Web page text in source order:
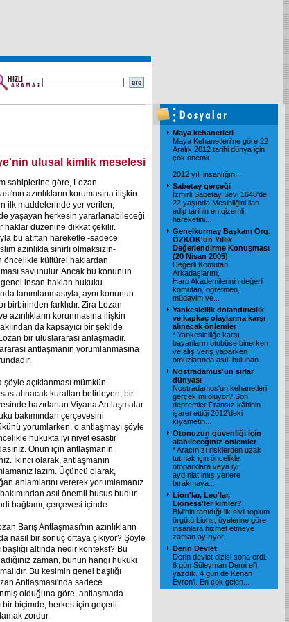
ulusal kimlik meselesi
sahiplerine göre, Lozan
azınlıkların korumasına ilişkin
ilk maddelerinde yer verilen,
yaşayan herkesin yararlanabileceği
haklar düzenine dikkat çekilir.
bu atıftan hareketle -sadece
azınlıkla sınırlı olmaksızın-
öncelikle kültürel haklardan
savunulur. Ancak bu konunun
genel insan haklan hukuku
tanımlanmasıyla, aynı konunun
birbirinden farklıdır. Zira Lozan
azınlıkların korunmasına ilişkin
da kapsayıcı bir şekilde
bir uluslararası anlaşmadır.
antlaşmanın yorumlanmasına
açıklanması mümkün
alınacak kuralları belirleyen, bir
hazırlanan Viyana Antlaşmalar
bakımından çerçevesini
yorumlarken, o antlaşmayı şöyle
hukukta iyi niyet esastır
Onun için antlaşmanın
İkinci olarak, antlaşmanın
lazım. Üçüncü olarak,
anlamlarını vererek yorumlamanız
asıl önemli husus budur-
bağlamı, çerçevesi içinde
Barış Antlaşması'nın azınlıkların
nasıl bir sonuç ortaya çıkıyor? Şöyle
başlığı altında nedir kontekst? Bu
zaman, bunun hangi hukuki
Bu kesimin genel başlığı
Antlaşması'nda sadece
olduğuna göre, antlaşmada
bir biçimde, herkes için geçerli
zordur.
Maya kehanetleri
Maya Kehanetleri'ne göre 22
Aralık 2012 tarihi dünya için
çok önemli.
2012 yılı insanlığın...
Sabetay gerçeği
İzmirli Sabetay Sevi 1648'de
22 yaşında Mesihliğini ilan
edip tarihin en gizemli
hareketini...
Genelkurmay Başkanı Org.
ÖZKÖK'ün Yıllık
Değerlendirme Konuşması
(20 Nisan 2005)
Değerli Komutan
Arkadaşlarım,
Harp Akademilerinin değerli
komutan, öğretmen,
müdavim ve...
Yankesicilik dolandırıcılık
ve kapkaç olaylarına karşı
alınacak önlemler
* Yankesiciliğe karşı
bayanların otobüse binerken
ve alış veriş yaparken
omuzlarında asılı bulunan...
Nostradamus'un sırlar
dünyası
Nostradamus'un kehanetleri
gerçek mi oluyor? Son
depremler Fransız kâhinin
işaret ettiği 2012'deki
kıyametin...
Otonuzun güvenliği için
alabileceğiniz önlemler
* Aracınızı risklerden uzak
tutmak için öncelikle
otoparklara veya iyi
aydınlatılmış yerlere
bırakmaya...
Lion'lar, Leo'lar,
Lioness'ler kimler?
BM'nin tanıdığı ilk sivil toplum
örgütü Lions, üyelerine göre
insanlara hizmet etmeye
zaman ayırıyor.
Derin Devlet
Derin devlet dizisi sona erdi.
6 gün Süleyman Demirel'i
yazdık. 4 gün de Kenan
Evren'i. En çok gelen...